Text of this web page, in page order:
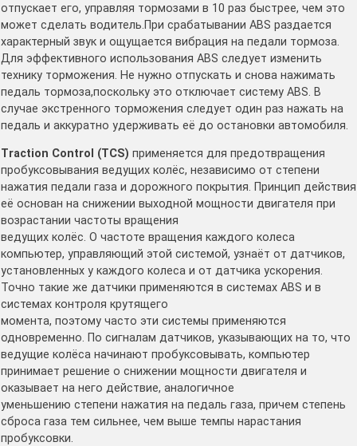
отпускает его, управляя тормозами в 10 раз быстрее, чем это
может сделать водитель.При срабатывании ABS раздается
характерный звук и ощущается вибрация на педали тормоза.
Для эффективного использования ABS следует изменить
технику торможения. Не нужно отпускать и снова нажимать
педаль тормоза,поскольку это отключает систему ABS. В
случае экстренного торможения следует один раз нажать на
педаль и аккуратно удерживать её до остановки автомобиля.
Traction Control (TCS) применяется для предотвращения
пробуксовывания ведущих колёс, независимо от степени
нажатия педали газа и дорожного покрытия. Принцип действия
её основан на снижении выходной мощности двигателя при
возрастании частоты вращения
ведущих колёс. О частоте вращения каждого колеса
компьютер, управляющий этой системой, узнаёт от датчиков,
установленных у каждого колеса и от датчика ускорения.
Точно такие же датчики применяются в системах ABS и в
системах контроля крутящего
момента, поэтому часто эти системы применяются
одновременно. По сигналам датчиков, указывающих на то, что
ведущие колёса начинают пробуксовывать, компьютер
принимает решение о снижении мощности двигателя и
оказывает на него действие, аналогичное
уменьшению степени нажатия на педаль газа, причем степень
сброса газа тем сильнее, чем выше темпы нарастания
пробуксовки.